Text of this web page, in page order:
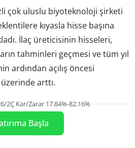
çok uluslu biyoteknoloji şirketi
kıyasla hisse başına
İlaç üreticisinin hisseleri,
tahminleri geçmesi ve tüm yıl
ardından açılış öncesi
arttı.
2Ç Kar/Zarar 17.84%-82.16%
Başla